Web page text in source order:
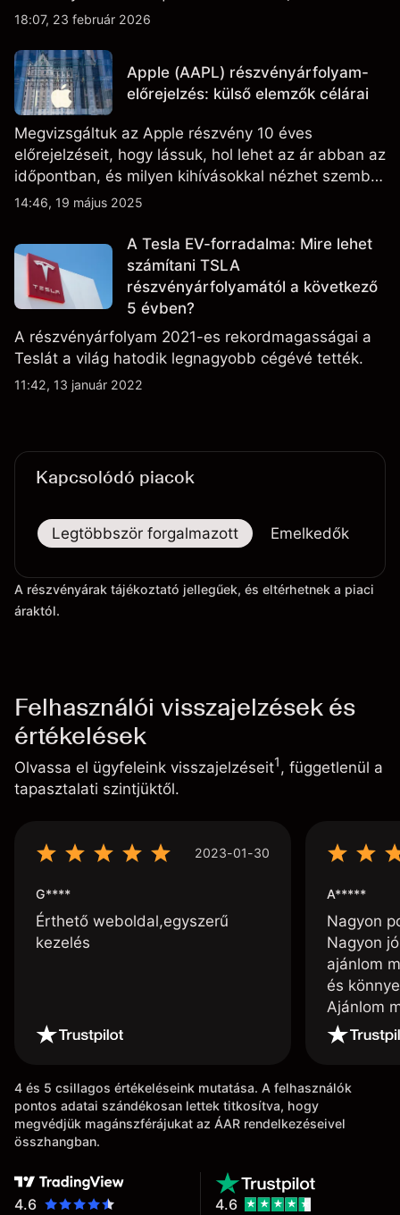
figyelik az eredményteljesítményt, a szállítási
fejleményeket.
18:07, 23 február 2026
Apple (AAPL) részvényárfolyam-
előrejelzés: külső elemzők célárai
Megvizsgáltuk az Apple részvény 10 éves
előrejelzéseit, hogy lássuk, hol lehet az ár abban az
időpontban, és milyen kihívásokkal nézhet szembe
a vállalat.
14:46, 19 május 2025
A Tesla EV-forradalma: Mire lehet
számítani TSLA
részvényárfolyamától a következő
5 évben?
A részvényárfolyam 2021-es rekordmagasságai a
Teslát a világ hatodik legnagyobb cégévé tették.
11:42, 13 január 2022
Kapcsolódó piacok
Legtöbbször forgalmazott Emelkedők
A részvényárak tájékoztató jellegűek, és eltérhetnek a piaci
áraktól.
Felhasználói visszajelzések és
értékelések
Olvassa el ügyfeleink visszajelzéseit1, függetlenül a
tapasztalati szintjüktől.
2023-01-30
G****
Érthető weboldal,egyszerű
kezelés
A*****
Nagyon
Nagyon
ajánlom
és
Ajánlom
4 és 5 csillagos értékeléseink mutatása. A felhasználók
pontos adatai szándékosan lettek titkosítva, hogy
megvédjük magánszférájukat az ÁAR rendelkezéseivel
összhangban.
4.6 4.6